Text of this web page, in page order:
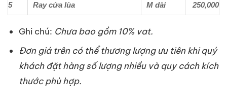
5 Ray cửa lùa M dài 250,000
Ghi chú: Chưa bao gồm 10% vat.
Đơn giá trên có thể thương lượng ưu tiên khi quý
khách đặt hàng số lượng nhiều và quy cách kích
thước phù hợp.